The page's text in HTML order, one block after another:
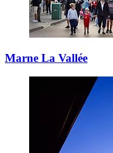
Marne La Vallée